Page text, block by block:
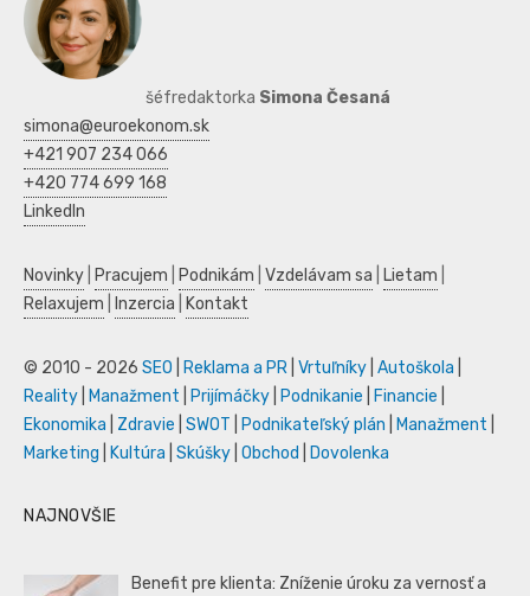
šéfredaktorka Simona Česaná
simona@euroekonom.sk
+421 907 234 066
+420 774 699 168
LinkedIn
Novinky Pracujem Podnikám Vzdelávam sa Lietam
Relaxujem
Inzercia Kontakt
© 2010 - 2026 SEO Reklama a PR Vrtuľníky Autoškola
Reality
Manažment Prijímáčky Podnikanie Financie
Ekonomika
Zdravie SWOT Podnikateľský plán Manažment
Marketing
Kultúra Skúšky Obchod Dovolenka
NAJNOVŠIE
Benefit pre klienta: Zníženie úroku za vernosť a